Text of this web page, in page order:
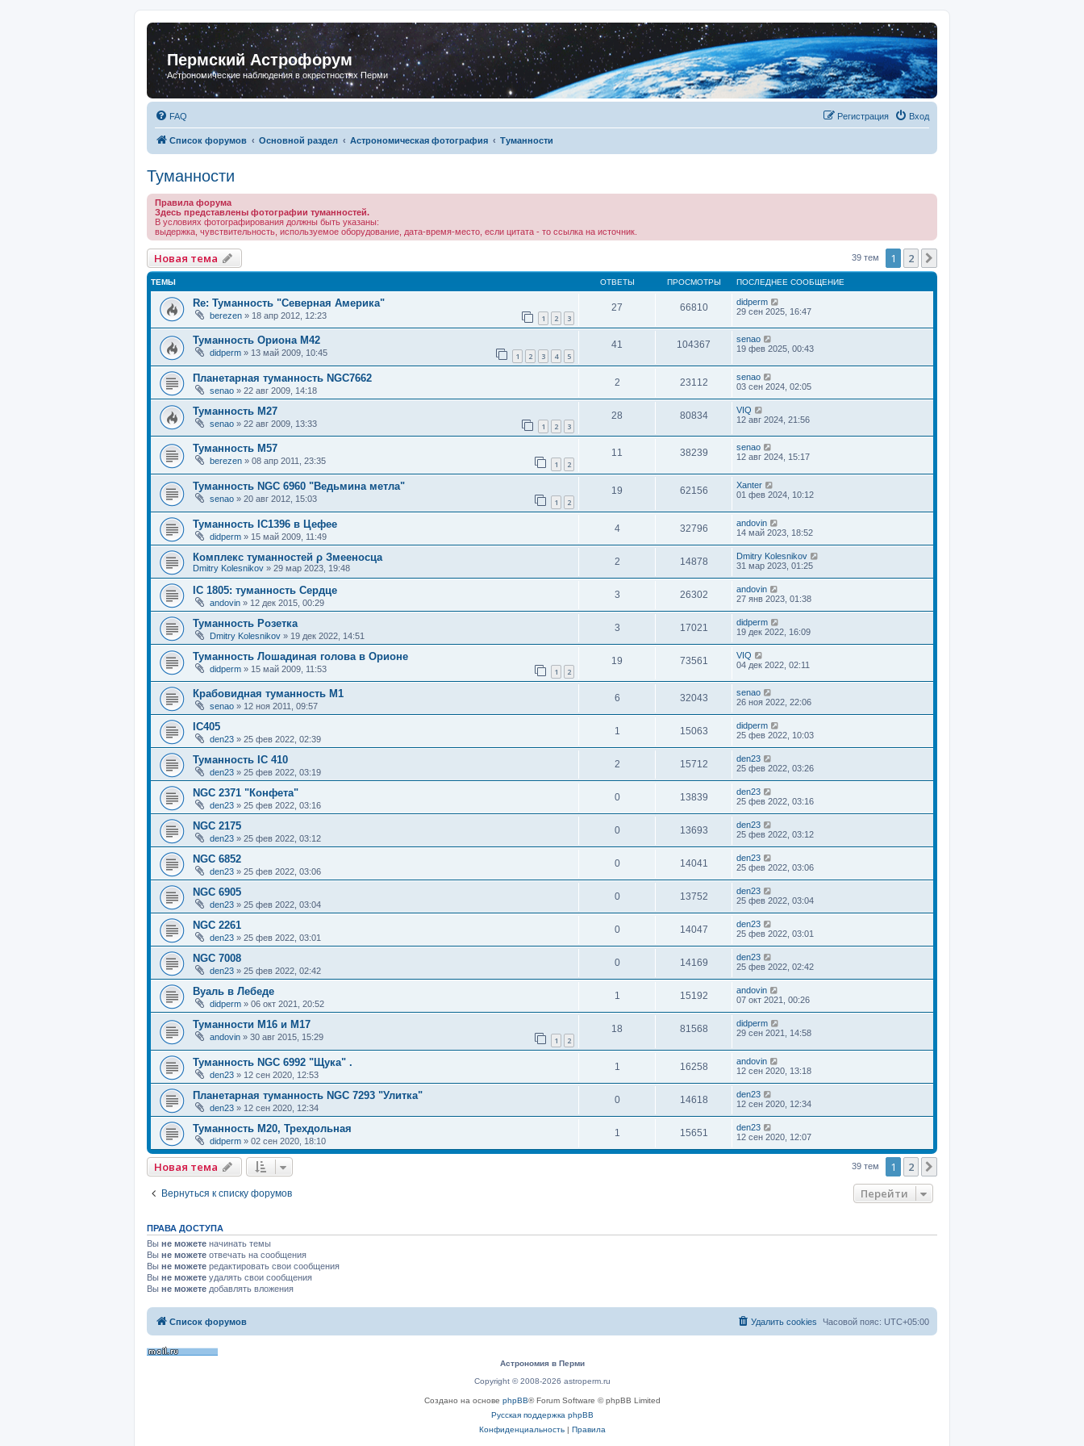
Пермский Астрофорум
Астрономические наблюдения в окрестностях Перми
FAQ Вход
Регистрация
Список форумов Основной раздел Астрономическая фотография Туманности
Туманности
Правила форума
Здесь представлены фотографии туманностей.
В условиях фотографирования должны быть указаны:
выдержка, чувствительность, используемое оборудование, дата-время-место, если цитата - то ссылка на источник.
Новая тема 39 тем 1 2
ТЕМЫ ОТВЕТЫ ПРОСМОТРЫ ПОСЛЕДНЕЕ СООБЩЕНИЕ
Re: Туманность "Северная Америка"
berezen » 18 апр 2012, 12:23 1 2 3
27 66810
didperm
29 сен 2025, 16:47
Туманность Ориона М42
didperm » 13 май 2009, 10:45 1 2 3 4 5
41 104367
senao
19 фев 2025, 00:43
Планетарная туманность NGC7662
senao » 22 авг 2009, 14:18
2 23112
senao
03 сен 2024, 02:05
Туманность М27
senao » 22 авг 2009, 13:33 1 2 3
28 80834
VIQ
12 авг 2024, 21:56
Туманность М57
berezen » 08 апр 2011, 23:35 1 2
11 38239
senao
12 авг 2024, 15:17
Туманность NGC 6960 "Ведьмина метла"
senao » 20 авг 2012, 15:03 1 2
19 62156
Xanter
01 фев 2024, 10:12
Туманность IC1396 в Цефее
didperm » 15 май 2009, 11:49
4 32796
andovin
14 май 2023, 18:52
Комплекс туманностей ρ Змееносца
Dmitry Kolesnikov » 29 мар 2023, 19:48
2 14878
Dmitry Kolesnikov
31 мар 2023, 01:25
IC 1805: туманность Сердце
andovin » 12 дек 2015, 00:29
3 26302
andovin
27 янв 2023, 01:38
Туманность Розетка
Dmitry Kolesnikov » 19 дек 2022, 14:51
3 17021
didperm
19 дек 2022, 16:09
Туманность Лошадиная голова в Орионе
didperm » 15 май 2009, 11:53 1 2
19 73561
VIQ
04 дек 2022, 02:11
Крабовидная туманность М1
senao » 12 ноя 2011, 09:57
6 32043
senao
26 ноя 2022, 22:06
IC405
den23 » 25 фев 2022, 02:39
1 15063
didperm
25 фев 2022, 10:03
Туманность IC 410
den23 » 25 фев 2022, 03:19
2 15712
den23
25 фев 2022, 03:26
NGC 2371 "Конфета"
den23 » 25 фев 2022, 03:16
0 13839
den23
25 фев 2022, 03:16
NGC 2175
den23 » 25 фев 2022, 03:12
0 13693
den23
25 фев 2022, 03:12
NGC 6852
den23 » 25 фев 2022, 03:06
0 14041
den23
25 фев 2022, 03:06
NGC 6905
den23 » 25 фев 2022, 03:04
0 13752
den23
25 фев 2022, 03:04
NGC 2261
den23 » 25 фев 2022, 03:01
0 14047
den23
25 фев 2022, 03:01
NGC 7008
den23 » 25 фев 2022, 02:42
0 14169
den23
25 фев 2022, 02:42
Вуаль в Лебеде
didperm » 06 окт 2021, 20:52
1 15192
andovin
07 окт 2021, 00:26
Туманности М16 и М17
andovin » 30 авг 2015, 15:29 1 2
18 81568
didperm
29 сен 2021, 14:58
Туманность NGC 6992 "Щука" .
den23 » 12 сен 2020, 12:53
1 16258
andovin
12 сен 2020, 13:18
Планетарная туманность NGC 7293 "Улитка"
den23 » 12 сен 2020, 12:34
0 14618
den23
12 сен 2020, 12:34
Туманность M20, Трехдольная
didperm » 02 сен 2020, 18:10
1 15651
den23
12 сен 2020, 12:07
Новая тема 39 тем 1 2
Вернуться к списку форумов Перейти
ПРАВА ДОСТУПА
Вы не можете начинать темы
Вы не можете отвечать на сообщения
Вы не можете редактировать свои сообщения
Вы не можете удалять свои сообщения
Вы не можете добавлять вложения
Список форумов Часовой пояс: UTC+05:00
Удалить cookies
Астрономия в Перми
Copyright © 2008-2026 astroperm.ru
Создано на основе phpBB® Forum Software © phpBB Limited
Русская поддержка phpBB
Конфиденциальность| Правила